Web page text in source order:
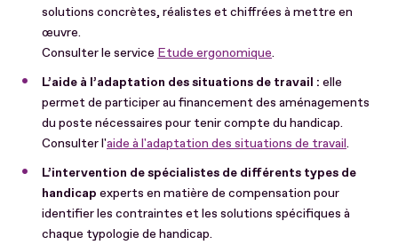
solutions concrètes, réalistes et chiffrées à mettre en
œuvre.
Consulter le service Etude ergonomique.
L’aide à l’adaptation des situations de travail : elle
permet de participer au financement des aménagements
du poste nécessaires pour tenir compte du handicap.
Consulter l'aide à l'adaptation des situations de travail.
L’intervention de spécialistes de différents types de
handicap experts en matière de compensation pour
identifier les contraintes et les solutions spécifiques à
chaque typologie de handicap.